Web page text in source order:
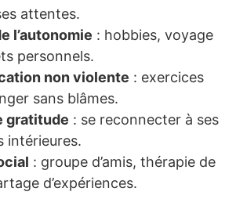
attentes.
l’autonomie : hobbies, voyage
personnels.
non violente : exercices
sans blâmes.
gratitude : se reconnecter à ses
intérieures.
: groupe d’amis, thérapie de
d’expériences.